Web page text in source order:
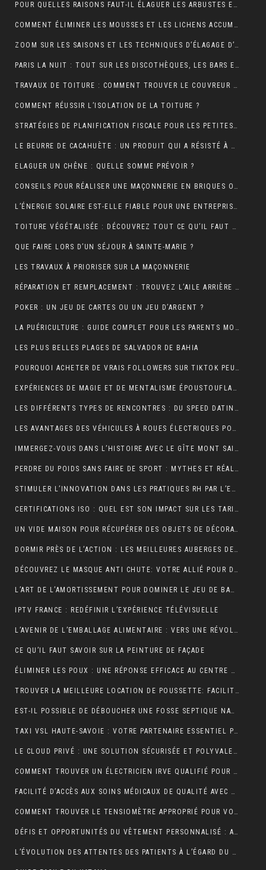
POUR QUELLES RAISONS FAUT-IL ÉLAGUER LES ARBUSTES ET LES ARBRES ?
COMMENT ÉLIMINER LES MOUSSES ET LES LICHENS ACCUMULÉS SUR LE TOIT ?
ZOOM SUR LES SAISONS ET LES TECHNIQUES D’ÉLAGAGE D’ARBRE
PARIS LA NUIT : TOUT SUR LES DISCOTHÈQUES, LES BARS ET LA VIE NOCTURNE
TRAVAUX DE TOITURE : COMMENT TROUVER LE COUVREUR IDÉAL?
COMMENT RÉUSSIR L’ISOLATION DE LA TOITURE ?
STRATÉGIES DE PLANIFICATION FISCALE POUR LES PETITES ET MOYENNES ENTREPRISES
LE BEURRE DE CACAHUÈTE : UN PRODUIT QUI A RÉSISTÉ À TOUTES LES GÉNÉRATIONS
ELAGUER UN CHÊNE : QUELLE SOMME PRÉVOIR ?
CONSEILS POUR RÉALISER UNE MAÇONNERIE EN BRIQUES OU EN PARPAINGS
L’ÉNERGIE SOLAIRE EST-ELLE FIABLE POUR UNE ENTREPRISE ?
TOITURE VÉGÉTALISÉE : DÉCOUVREZ TOUT CE QU’IL FAUT RETENIR À CE SUJET
QUE FAIRE LORS D’UN SÉJOUR À SAINTE-MARIE ?
LES TRAVAUX À PRIORISER SUR LA MAÇONNERIE
RÉPARATION ET REMPLACEMENT : TROUVEZ L’AILE ARRIÈRE PARFAITE POUR RESTAURER VOTRE VÉHICULE
POKER : UN JEU DE CARTES OU UN JEU D’ARGENT ?
LA PUÉRICULTURE : GUIDE COMPLET POUR LES PARENTS MODERNES.
LES PLUS BELLES PLAGES DE SALVADOR DE BAHIA
POURQUOI ACHETER DE VRAIS FOLLOWERS SUR TIKTOK PEUT AIDER À DÉVELOPPER VOTRE COMPTE RAPIDEMENT ?
EXPÉRIENCES DE MAGIE ET DE MENTALISME ÉPOUSTOUFLANTES EN SUISSE ROMANDE
LES DIFFÉRENTS TYPES DE RENCONTRES : DU SPEED DATING AUX RENCONTRES EN LIGNE, QUELLES SONT LES OPTIONS DISPONIBLES ?
LES AVANTAGES DES VÉHICULES À ROUES ÉLECTRIQUES POUR L’ENVIRONNEMENT.
IMMERGEZ-VOUS DANS L’HISTOIRE AVEC LE GÎTE MONT SAINT MICHEL
PERDRE DU POIDS SANS FAIRE DE SPORT : MYTHES ET RÉALITÉS
STIMULER L’INNOVATION DANS LES PRATIQUES RH PAR L’EXTERNALISATION
CERTIFICATIONS ISO : QUEL EST SON IMPACT SUR LES TARIFS D’UNE TRADUCTION ASSERMENTÉE ?
UN VIDE MAISON POUR RÉCUPÉRER DES OBJETS DE DÉCORATION
DORMIR PRÈS DE L’ACTION : LES MEILLEURES AUBERGES DE JEUNESSE À PROXIMITÉ DU PUY DU FOU
DÉCOUVREZ LE MASQUE ANTI CHUTE: VOTRE ALLIÉ POUR DES CHEVEUX FORTS ET SAINS
L’ART DE L’AMORTISSEMENT POUR DOMINER LE JEU DE BADMINTON
IPTV FRANCE : REDÉFINIR L’EXPÉRIENCE TÉLÉVISUELLE
L’AVENIR DE L’EMBALLAGE ALIMENTAIRE : VERS UNE RÉVOLUTION DURABLE ?
CE QU’IL FAUT SAVOIR SUR LA PEINTURE DE FAÇADE
ÉLIMINER LES POUX : UNE RÉPONSE EFFICACE AU CENTRE DE TRAITEMENT DES POUX À LYON
TROUVER LA MEILLEURE LOCATION DE POUSSETTE: FACILITEZ VOS DÉPLACEMENTS AVEC BÉBÉ
EST-IL POSSIBLE DE DÉBOUCHER UNE FOSSE SEPTIQUE NATURELLEMENT ?
TAXI VSL HAUTE-SAVOIE : VOTRE PARTENAIRE ESSENTIEL POUR DES DÉPLACEMENTS MÉDICAUX SÛRS ET CONFORTABLES
LE CLOUD PRIVÉ : UNE SOLUTION SÉCURISÉE ET POLYVALENTE POUR LE STOCKAGE ET L’ACCÈS AUX DONNÉES
COMMENT TROUVER UN ÉLECTRICIEN IRVE QUALIFIÉ POUR VOTRE PROJET DE MOBILITÉ ÉLECTRIQUE ?
FACILITÉ D’ACCÈS AUX SOINS MÉDICAUX DE QUALITÉ AVEC LES TAXIS VSL DE CLERMONT-FERRAND
COMMENT TROUVER LE TENSIOMÈTRE APPROPRIÉ POUR VOUS?
DÉFIS ET OPPORTUNITÉS DU VÊTEMENT PERSONNALISÉ : ANALYSE DU SECTEUR
L’ÉVOLUTION DES ATTENTES DES PATIENTS À L’ÉGARD DU TÉLÉSECRÉTARIAT MÉDICAL : SERVICES PERSONNALISÉS, RÉPONSE RAPIDE ET DISPONIBILITÉ